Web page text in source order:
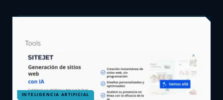
INTELIGENCIA ARTIFICIAL